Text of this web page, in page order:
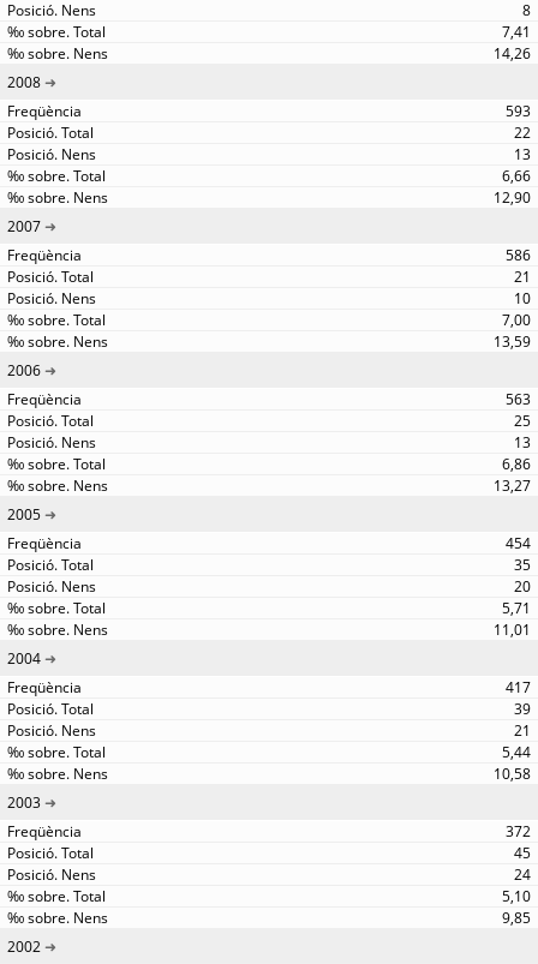
8
7,41
14,26
2008
593
22
13
6,66
12,90
2007
586
21
10
7,00
13,59
2006
563
25
13
6,86
13,27
2005
454
35
20
5,71
11,01
2004
417
39
21
5,44
10,58
2003
372
45
24
5,10
9,85
2002